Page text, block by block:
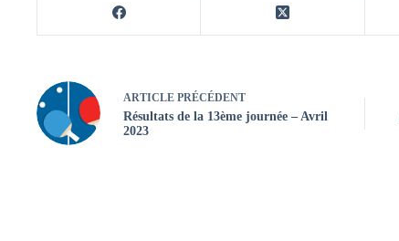
ARTICLE PRÉCÉDENT
Résultats de la 13ème journée – Avril
2023